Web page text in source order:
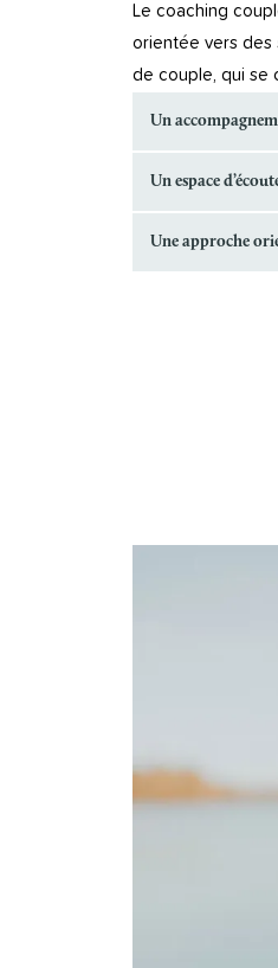
Le coaching
orientée vers des
de couple, qui se
Un
Un espace
Une approche